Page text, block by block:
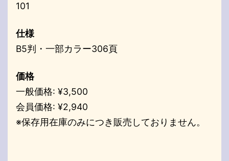
101
仕様
B5判・一部カラー306頁
価格
一般価格: ¥3,500
会員価格: ¥2,940
※保存用在庫のみにつき販売しておりません。